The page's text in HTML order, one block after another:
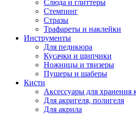
Слюда и глиттеры
Стемпинг
Стразы
Трафареты и наклейки
Инструменты
Для педикюра
Кусачки и щипчики
Ножницы и твизеры
Пушеры и шаберы
Кисти
Аксессуары для хранения
Для акригеля, полигеля
Для акрила